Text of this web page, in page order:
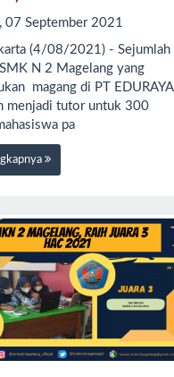
07 September 2021
(4/08/2021) - Sejumlah
N 2 Magelang yang
magang di PT EDURAYA
menjadi tutor untuk 300
pa